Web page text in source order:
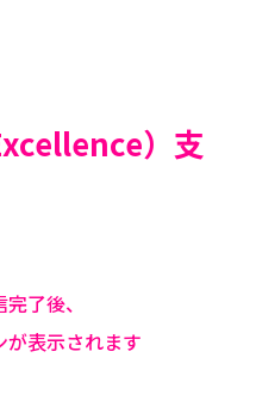
）支
了後、
が表示されます